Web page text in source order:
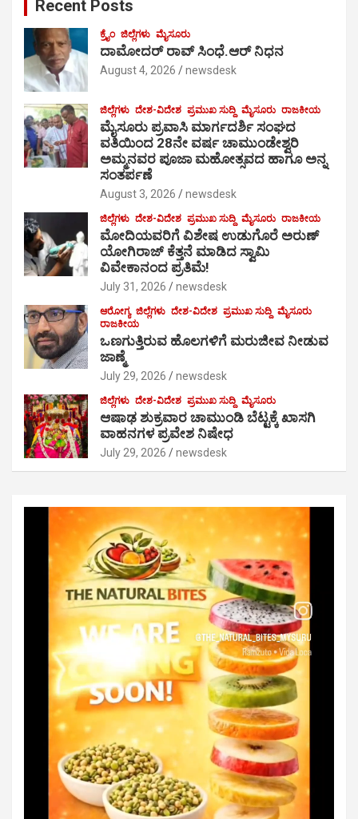
Recent Posts
ಕ್ರೈಂ ಜಿಲ್ಲೆಗಳು ಮೈಸೂರು
ದಾಮೋದರ್ ರಾವ್ ಸಿಂಧೆ.ಆರ್ ನಿಧನ
August 4, 2026 newsdesk
ಜಿಲ್ಲೆಗಳು ದೇಶ-ವಿದೇಶ ಪ್ರಮುಖ ಸುದ್ದಿ ಮೈಸೂರು ರಾಜಕೀಯ
ಮೈಸೂರು ಪ್ರವಾಸಿ ಮಾರ್ಗದರ್ಶಿ ಸಂಘದ
ವತಿಯಿಂದ 28ನೇ ವರ್ಷ ಚಾಮುಂಡೇಶ್ವರಿ
ಅಮ್ಮನವರ ಪೂಜಾ ಮಹೋತ್ಸವದ ಹಾಗೂ ಅನ್ನ
ಸಂತರ್ಪಣೆ
August 3, 2026 newsdesk
ಜಿಲ್ಲೆಗಳು ದೇಶ-ವಿದೇಶ ಪ್ರಮುಖ ಸುದ್ದಿ ಮೈಸೂರು ರಾಜಕೀಯ
ಮೋದಿಯವರಿಗೆ ವಿಶೇಷ ಉಡುಗೊರೆ ಅರುಣ್
ಯೋಗಿರಾಜ್ ಕೆತ್ತನೆ ಮಾಡಿದ ಸ್ವಾಮಿ
ವಿವೇಕಾನಂದ ಪ್ರತಿಮೆ!
July 31, 2026 newsdesk
ಆರೋಗ್ಯ ಜಿಲ್ಲೆಗಳು ದೇಶ-ವಿದೇಶ ಪ್ರಮುಖ ಸುದ್ದಿ ಮೈಸೂರು
ರಾಜಕೀಯ
ಒಣಗುತ್ತಿರುವ ಹೊಲಗಳಿಗೆ ಮರುಜೀವ ನೀಡುವ
ಜಾಣ್ಮೆ
July 29, 2026 newsdesk
ಜಿಲ್ಲೆಗಳು ದೇಶ-ವಿದೇಶ ಪ್ರಮುಖ ಸುದ್ದಿ ಮೈಸೂರು
ಆಷಾಢ ಶುಕ್ರವಾರ ಚಾಮುಂಡಿ ಬೆಟ್ಟಕ್ಕೆ ಖಾಸಗಿ
ವಾಹನಗಳ ಪ್ರವೇಶ ನಿಷೇಧ
July 29, 2026 newsdesk